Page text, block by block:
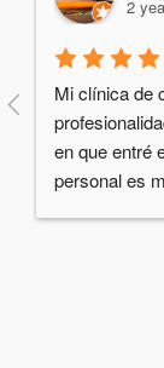
2
Mi clínica de
en que entré
personal es